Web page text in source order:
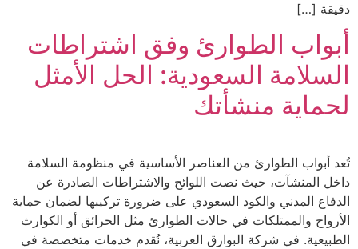
دقيقة […]
أبواب الطوارئ وفق اشتراطات
السلامة السعودية: الحل الأمثل
لحماية منشأتك
تُعد أبواب الطوارئ من العناصر الأساسية في منظومة السلامة
داخل المنشآت، حيث نصت اللوائح والاشتراطات الصادرة عن
الدفاع المدني والكود السعودي على ضرورة تركيبها لضمان حماية
الأرواح والممتلكات في حالات الطوارئ مثل الحرائق أو الكوارث
الطبيعية. في شركة البوارق العربية، نُقدم خدمات متخصصة في